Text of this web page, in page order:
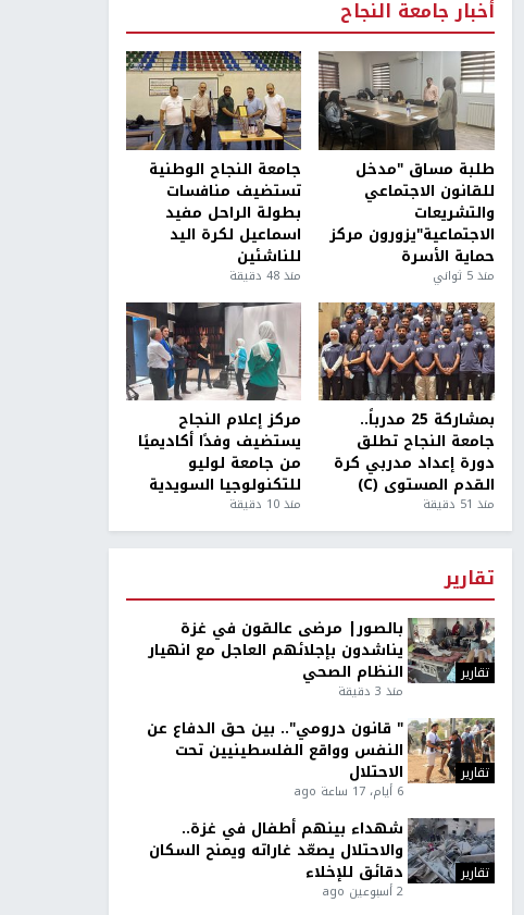
أخبار جامعة النجاح
طلبة مساق "مدخل
للقانون الاجتماعي
والتشريعات
الاجتماعية"يزورون مركز
حماية الأسرة
منذ 5 ثواني
جامعة النجاح الوطنية
تستضيف منافسات
بطولة الراحل مفيد
اسماعيل لكرة اليد
للناشئين
منذ 48 دقيقة
بمشاركة 25 مدرباً..
جامعة النجاح تطلق
دورة إعداد مدربي كرة
القدم المستوى (C)
منذ 51 دقيقة
مركز إعلام النجاح
يستضيف وفدًا أكاديميًا
من جامعة لوليو
للتكنولوجيا السويدية
منذ 10 دقيقة
تقارير
تقارير
بالصور| مرضى عالقون في غزة
يناشدون بإجلائهم العاجل مع انهيار
النظام الصحي
منذ 3 دقيقة
تقارير
" قانون درومي".. بين حق الدفاع عن
النفس وواقع الفلسطينيين تحت
الاحتلال
6 أيام، 17 ساعة ago
تقارير
شهداء بينهم أطفال في غزة..
والاحتلال يصعّد غاراته ويمنح السكان
دقائق للإخلاء
2 أسبوعين ago